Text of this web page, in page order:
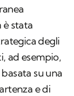
è stata
degli
ad esempio,
su una
e di